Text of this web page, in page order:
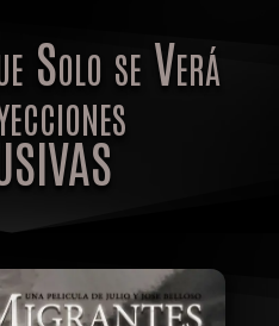
Solo se Verá